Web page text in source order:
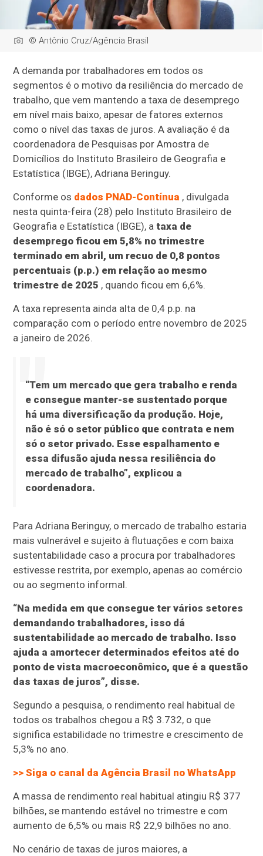
© Antônio Cruz/Agência Brasil
A demanda por trabalhadores em todos os
segmentos é o motivo da resiliência do mercado de
trabalho, que vem mantendo a taxa de desemprego
em nível mais baixo, apesar de fatores externos
como o nível das taxas de juros. A avaliação é da
coordenadora de Pesquisas por Amostra de
Domicílios do Instituto Brasileiro de Geografia e
Estatística (IBGE), Adriana Beringuy.
Conforme os dados PNAD-Contínua , divulgada
nesta quinta-feira (28) pelo Instituto Brasileiro de
Geografia e Estatística (IBGE), ataxa de
desemprego ficou em 5,8% no trimestre
terminado em abril, um recuo de 0,8 pontos
percentuais (p.p.) em relação ao mesmo
trimestre de 2025 , quando ficou em 6,6%.
A taxa representa ainda alta de 0,4 p.p. na
comparação com o período entre novembro de 2025
a janeiro de 2026.
“Tem um mercado que gera trabalho e renda
e consegue manter-se sustentado porque
há uma diversificação da produção. Hoje,
não é só o setor público que contrata e nem
só o setor privado. Esse espalhamento e
essa difusão ajuda nessa resiliência do
mercado de trabalho”, explicou a
coordenadora.
Para Adriana Beringuy, o mercado de trabalho estaria
mais vulnerável e sujeito à flutuações e com baixa
sustentabilidade caso a procura por trabalhadores
estivesse restrita, por exemplo, apenas ao comércio
ou ao segmento informal.
“Na medida em que consegue ter vários setores
demandando trabalhadores, isso dá
sustentabilidade ao mercado de trabalho. Isso
ajuda a amortecer determinados efeitos até do
ponto de vista macroeconômico, que é a questão
das taxas de juros”, disse.
Segundo a pesquisa, o rendimento real habitual de
todos os trabalhos chegou a R$ 3.732, o que
significa estabilidade no trimestre e crescimento de
5,3% no ano.
>> Siga o canal daAgência Brasil no WhatsApp
A massa de rendimento real habitual atingiu R$ 377
bilhões, se mantendo estável no trimestre e com
aumento de 6,5% ou mais R$ 22,9 bilhões no ano.
No cenário de taxas de juros maiores, a